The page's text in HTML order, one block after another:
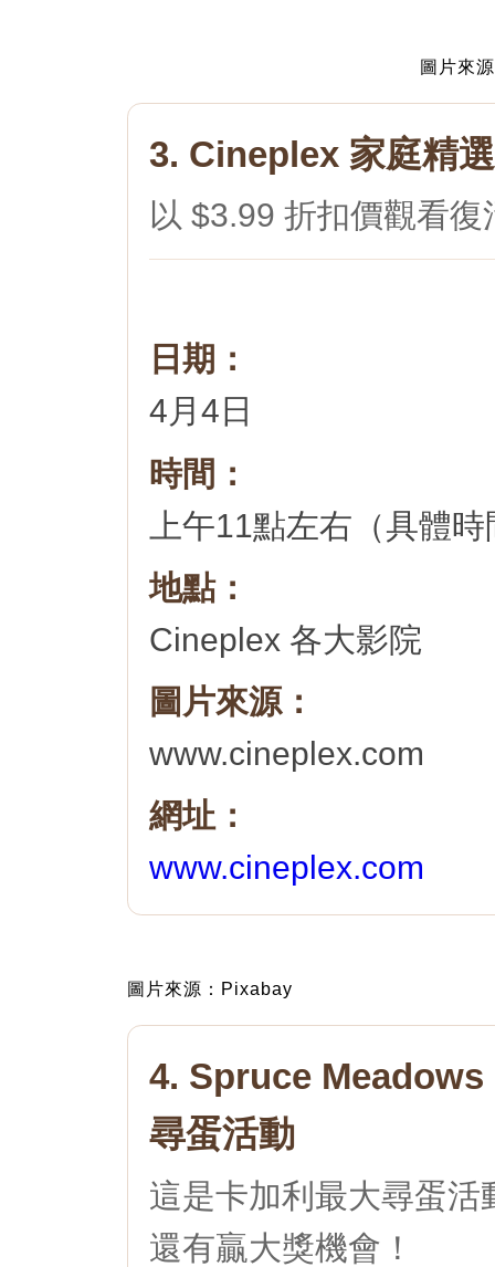
圖片來
3. Cineplex 家庭精
以 $3.99 折扣價觀看
日期：
4月4日
時間：
上午11點左右（具體
地點：
Cineplex 各大影院
圖片來源：
www.cineplex.com
網址：
www.cineplex.com
圖片來源：Pixabay
4. Spruce
尋蛋活動
這是卡加利最大尋蛋
還有贏大獎機會！